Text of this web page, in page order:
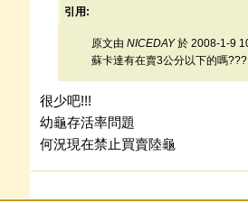
引用:
原文由NICEDAY於 2008-1-9
蘇卡達有在賣3公分以下的嗎???
很少吧!!!
幼龜存活率問題
何況現在禁止買賣陸龜